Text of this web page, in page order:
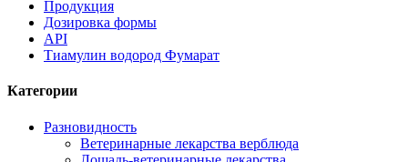
Продукция
Дозировка формы
API
Тиамулин водород Фумарат
Категории
Разновидность
Ветеринарные лекарства верблюда